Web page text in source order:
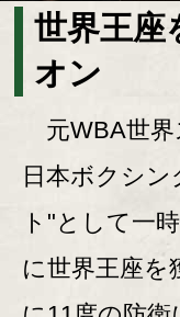
世界王座
オン
元WBA世界
日本ボクシ
ト"として一
に世界王座を